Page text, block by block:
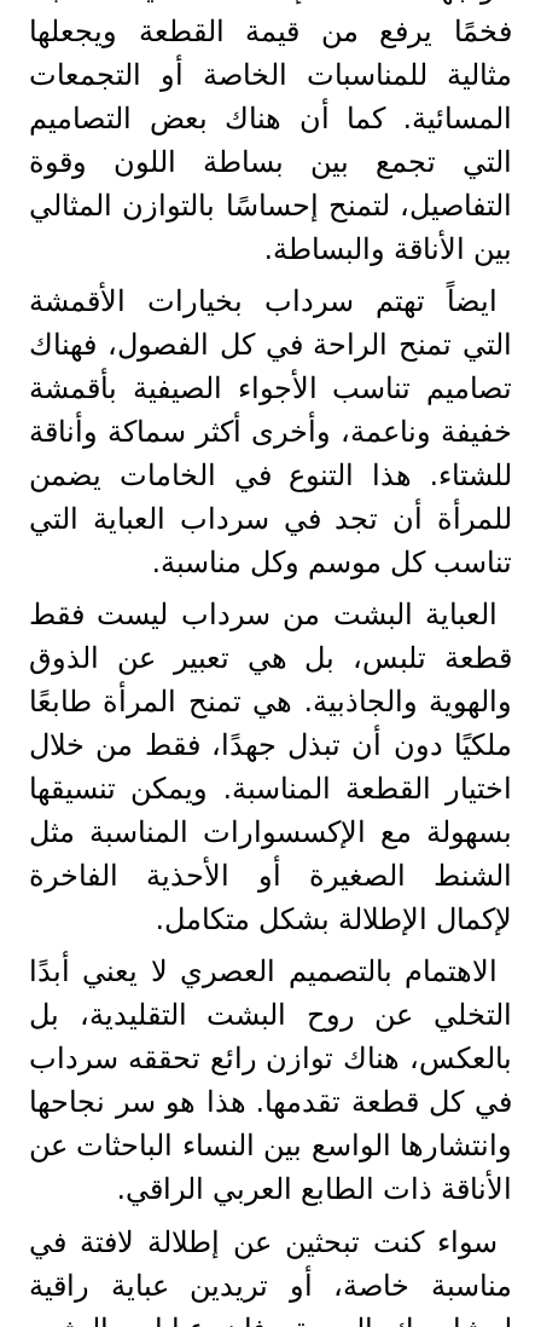
فخمًا يرفع من قيمة القطعة ويجعلها
مثالية للمناسبات الخاصة أو التجمعات
المسائية. كما أن هناك بعض التصاميم
التي تجمع بين بساطة اللون وقوة
التفاصيل، لتمنح إحساسًا بالتوازن المثالي
بين الأناقة والبساطة.
ايضاً تهتم سرداب بخيارات الأقمشة
التي تمنح الراحة في كل الفصول، فهناك
تصاميم تناسب الأجواء الصيفية بأقمشة
خفيفة وناعمة، وأخرى أكثر سماكة وأناقة
للشتاء. هذا التنوع في الخامات يضمن
للمرأة أن تجد في سرداب العباية التي
تناسب كل موسم وكل مناسبة.
العباية البشت من سرداب ليست فقط
قطعة تلبس، بل هي تعبير عن الذوق
والهوية والجاذبية. هي تمنح المرأة طابعًا
ملكيًا دون أن تبذل جهدًا، فقط من خلال
اختيار القطعة المناسبة. ويمكن تنسيقها
بسهولة مع الإكسسوارات المناسبة مثل
الشنط الصغيرة أو الأحذية الفاخرة
لإكمال الإطلالة بشكل متكامل.
الاهتمام بالتصميم العصري لا يعني أبدًا
التخلي عن روح البشت التقليدية، بل
بالعكس، هناك توازن رائع تحققه سرداب
في كل قطعة تقدمها. هذا هو سر نجاحها
وانتشارها الواسع بين النساء الباحثات عن
الأناقة ذات الطابع العربي الراقي.
سواء كنت تبحثين عن إطلالة لافتة في
مناسبة خاصة، أو تريدين عباية راقية